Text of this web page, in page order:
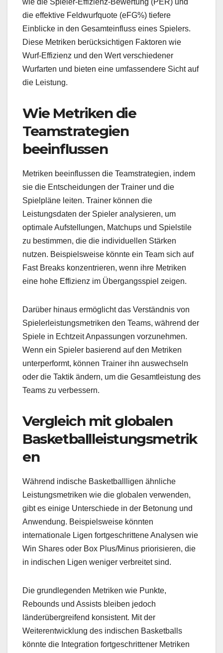
wie die Spieler-Effizienz-Bewertung (PER) und
die effektive Feldwurfquote (eFG%) tiefere
Einblicke in den Gesamteinfluss eines Spielers.
Diese Metriken berücksichtigen Faktoren wie
Wurf-Effizienz und den Wert verschiedener
Wurfarten und bieten eine umfassendere Sicht auf
die Leistung.
Wie Metriken die
Teamstrategien
beeinflussen
Metriken beeinflussen die Teamstrategien, indem
sie die Entscheidungen der Trainer und die
Spielpläne leiten. Trainer können die
Leistungsdaten der Spieler analysieren, um
optimale Aufstellungen, Matchups und Spielstile
zu bestimmen, die die individuellen Stärken
nutzen. Beispielsweise könnte ein Team sich auf
Fast Breaks konzentrieren, wenn ihre Metriken
eine hohe Effizienz im Übergangsspiel zeigen.
Darüber hinaus ermöglicht das Verständnis von
Spielerleistungsmetriken den Teams, während der
Spiele in Echtzeit Anpassungen vorzunehmen.
Wenn ein Spieler basierend auf den Metriken
unterperformt, können Trainer ihn auswechseln
oder die Taktik ändern, um die Gesamtleistung des
Teams zu verbessern.
Vergleich mit globalen
Basketballleistungsmetrik
en
Während indische Basketballligen ähnliche
Leistungsmetriken wie die globalen verwenden,
gibt es einige Unterschiede in der Betonung und
Anwendung. Beispielsweise könnten
internationale Ligen fortgeschrittene Analysen wie
Win Shares oder Box Plus/Minus priorisieren, die
in indischen Ligen weniger verbreitet sind.
Die grundlegenden Metriken wie Punkte,
Rebounds und Assists bleiben jedoch
länderübergreifend konsistent. Mit der
Weiterentwicklung des indischen Basketballs
könnte die Integration fortgeschrittener Metriken